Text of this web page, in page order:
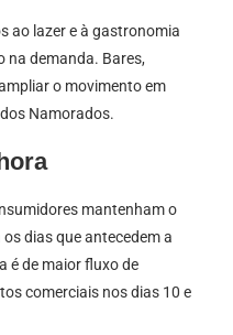
ao lazer e à gastronomia
na demanda. Bares,
o movimento em
Namorados.
mantenham o
dias que antecedem a
é de maior fluxo de
comerciais nos dias 10 e